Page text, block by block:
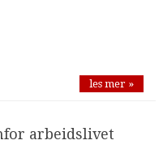
les mer »
arbeidslivet